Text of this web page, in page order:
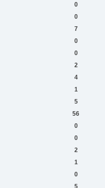
0
0
7
0
0
2
4
1
5
56
0
0
2
1
0
5